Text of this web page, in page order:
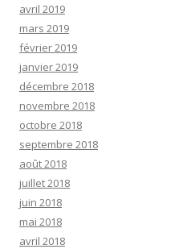
avril 2019
mars 2019
février 2019
janvier 2019
décembre 2018
novembre 2018
octobre 2018
septembre 2018
août 2018
juillet 2018
juin 2018
mai 2018
avril 2018